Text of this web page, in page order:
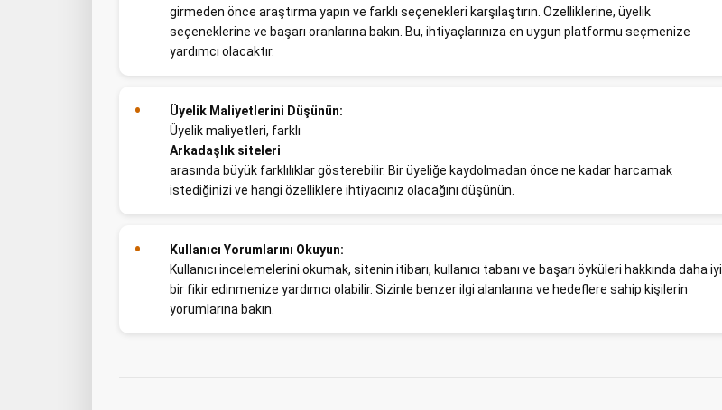
girmeden önce araştırma yapın ve farklı seçenekleri karşılaştırın. Özelliklerine, üyelik
seçeneklerine ve başarı oranlarına bakın. Bu, ihtiyaçlarınıza en uygun platformu seçmenize
yardımcı olacaktır.
Üyelik Maliyetlerini Düşünün:
Üyelik maliyetleri, farklı
Arkadaşlık siteleri
arasında büyük farklılıklar gösterebilir. Bir üyeliğe kaydolmadan önce ne kadar harcamak
istediğinizi ve hangi özelliklere ihtiyacınız olacağını düşünün.
Kullanıcı Yorumlarını Okuyun:
Kullanıcı incelemelerini okumak, sitenin itibarı, kullanıcı tabanı ve başarı öyküleri hakkında daha iyi
bir fikir edinmenize yardımcı olabilir. Sizinle benzer ilgi alanlarına ve hedeflere sahip kişilerin
yorumlarına bakın.